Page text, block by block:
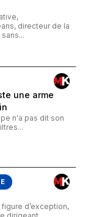
directeur de la
une arme
n'a pas dit son
d’exception,